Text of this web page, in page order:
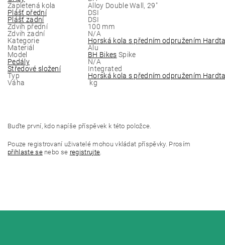
Zapletená kola
Alloy Double Wall, 29"
Plášť přední
DSI
Plášť zadní
DSI
Zdvih přední
100 mm
Zdvih zadní
N/A
Kategorie
Horská kola s předním odpružením
Materiál
Alu
Model
BH Bikes Spike
Pedály
N/A
Středové složení
Integrated
Typ
Horská kola s předním odpružením
Váha
kg
Buďte první, kdo napíše příspěvek k této položce.
Pouze registrovaní uživatelé mohou vkládat příspěvky. Prosím
přihlaste senebo se registrujte.